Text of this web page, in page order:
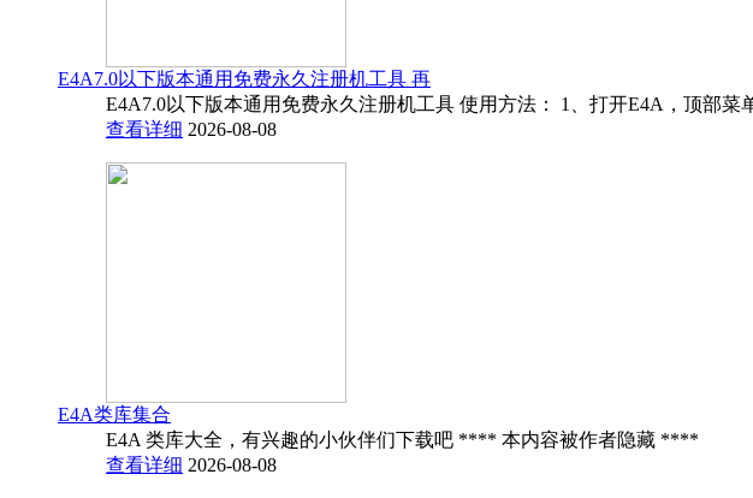
E4A7.0以下版本通用免费永久注册机工具 再
E4A7.0以下版本通用免费永久注册机工具 使用方法： 1、打开E4A，顶部菜
查看详细 2026-08-08
E4A类库集合
E4A 类库大全，有兴趣的小伙伴们下载吧 **** 本内容被作者隐藏 ****
查看详细 2026-08-08